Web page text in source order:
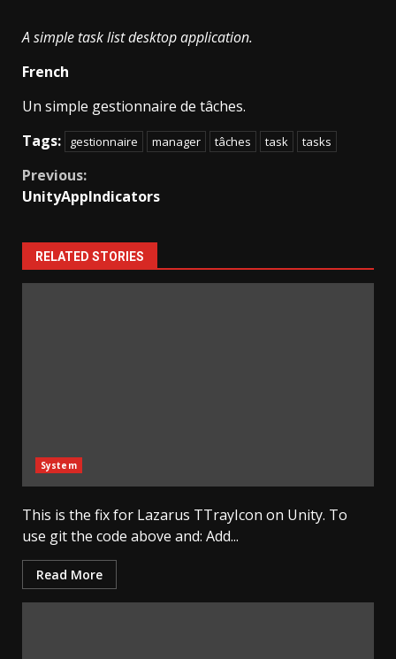
A simple task list desktop application.
French
Un simple gestionnaire de tâches.
Tags:
gestionnaire manager tâches task tasks
Continue
Reading
Previous:
UnityAppIndicators
RELATED STORIES
System
This is the fix for Lazarus TTrayIcon on Unity. To
use git the code above and: Add...
Read More